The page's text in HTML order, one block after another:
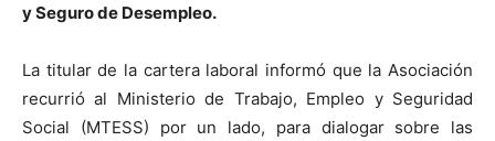
y Seguro de Desempleo.
La titular de la cartera laboral informó que la Asociación
recurrió al Ministerio de Trabajo, Empleo y Seguridad
Social (MTESS) por un lado, para dialogar sobre las